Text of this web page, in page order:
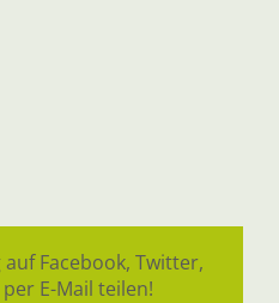
auf Facebook, Twitter,
E-Mail teilen!